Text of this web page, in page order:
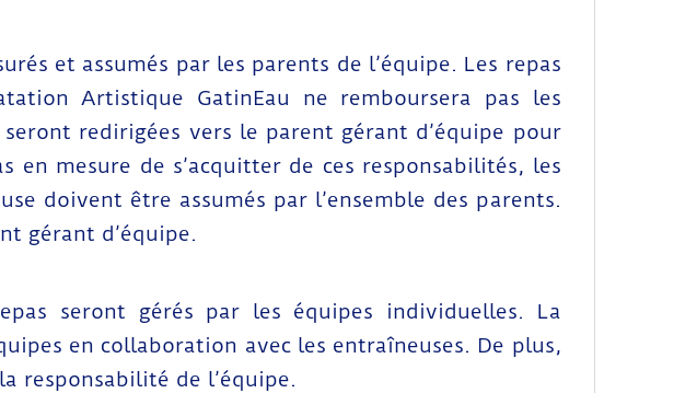
et assumés par les parents de l’équipe. Les repas
Artistique GatinEau ne remboursera pas les
redirigées vers le parent gérant d’équipe pour
mesure de s’acquitter de ces responsabilités, les
doivent être assumés par l’ensemble des parents.
gérant d’équipe.
seront gérés par les équipes individuelles. La
en collaboration avec les entraîneuses. De plus,
responsabilité de l’équipe.